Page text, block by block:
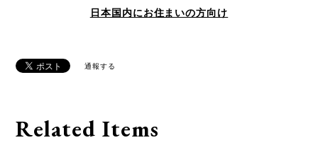
日本国内にお住まいの方向け
通報する
Related Items